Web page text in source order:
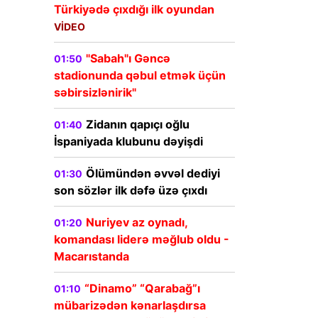
Türkiyədə çıxdığı ilk oyundan
VİDEO
01:50 "Sabah"ı Gəncə
stadionunda qəbul etmək üçün
səbirsizlənirik"
01:40 Zidanın qapıçı oğlu
İspaniyada klubunu dəyişdi
01:30 Ölümündən əvvəl dediyi
son sözlər ilk dəfə üzə çıxdı
01:20 Nuriyev az oynadı,
komandası liderə məğlub oldu -
Macarıstanda
01:10 “Dinamo” “Qarabağ”ı
mübarizədən kənarlaşdırsa